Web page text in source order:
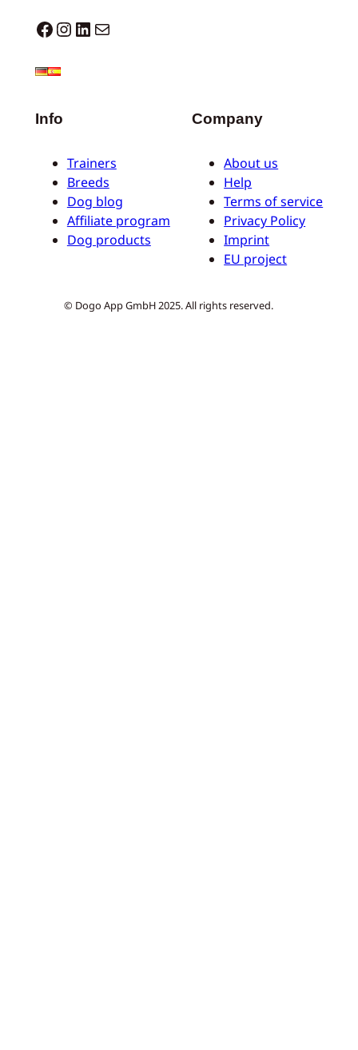
Dogo facebook InstagramLinkedIn Mail
Info
Trainers
Breeds
Dog blog
Affiliate program
Dog products
Company
About us
Help
Terms of service
Privacy Policy
Imprint
EU project
© Dogo App GmbH 2025. All rights reserved.